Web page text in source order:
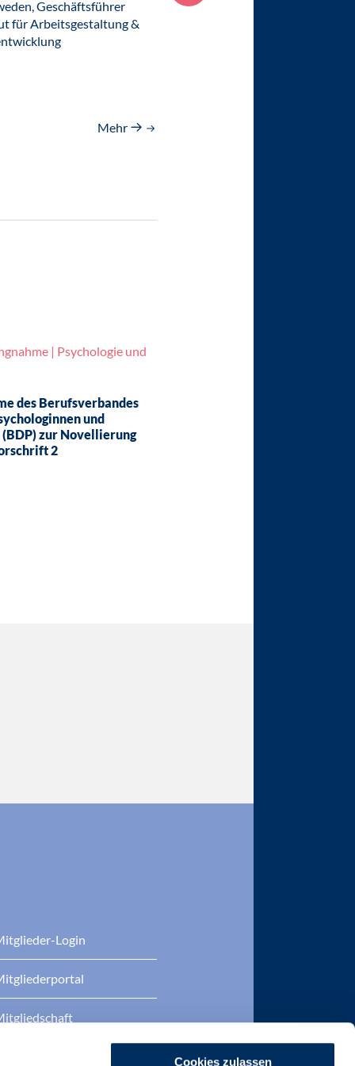
Cookies zulassen
Geschäftsführer
für Arbeitsgestaltung &
Mehr
Organisationspsychologie an
| Psychologie und
des Berufsverbandes
und
(BDP) zur Novellierung
2
Login